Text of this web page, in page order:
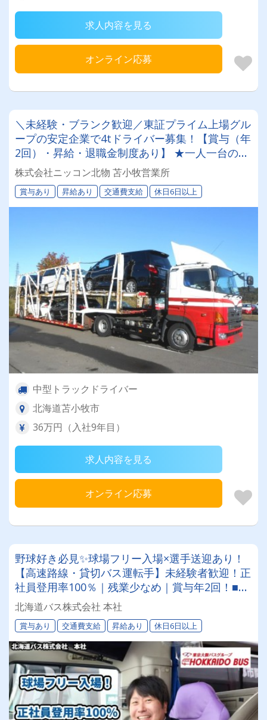
求人内容を見る
オンライン応募
＼未経験・ブランク歓迎／東証プライム上場グル
ープの安定企業で4tドライバー募集！【賞与（年
2回）・昇給・退職金制度あり】 ★一人一台の専
属車両★無事故等で月給17,000円UPのチャンス
◎★資格取得支援制度★希望休＆育休実績あり！
女性ドライバーも活躍中の働きやすい職場です♪
株式会社ニッコン北物 苫小牧営業所
賞与あり 昇給あり 交通費支給 休日6日以上
中型トラックドライバー
北海道苫小牧市
36万円（入社9年目）
求人内容を見る
オンライン応募
野球好き必見✨球場フリー入場×選手送迎あり！
【高速路線・貸切バス運転手】未経験者歓迎！正
社員登用率100％｜残業少なめ｜賞与年2回！■従
業員約1,200名、車両400台。全国に展開する東
京バスグループのグループ会社です！
北海道バス株式会社 本社
賞与あり 交通費支給 昇給あり 休日6日以上